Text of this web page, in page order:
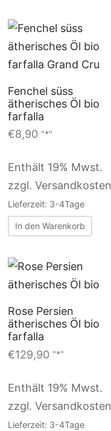
Fenchel süss
ätherisches Öl bio
farfalla
€8,90 "*"
Enthält 19% Mwst.
zzgl. Versandkosten
Lieferzeit: 3-4Tage
In den Warenkorb
Rose Persien
ätherisches Öl bio
farfalla
€129,90 "*"
Enthält 19% Mwst.
zzgl. Versandkosten
Lieferzeit: 3-4Tage